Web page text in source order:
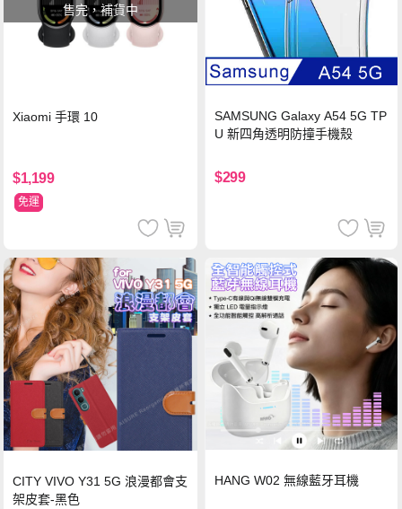
售完，補貨中
Xiaomi 手環 10
$1,199
免運
SAMSUNG Galaxy A54 5G TP
U 新四角透明防撞手機殼
$299
CITY VIVO Y31 5G 浪漫都會支
架皮套-黑色
HANG W02 無線藍牙耳機